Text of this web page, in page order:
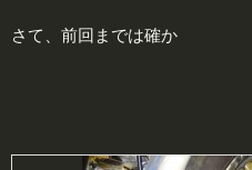
さて、前回までは確か